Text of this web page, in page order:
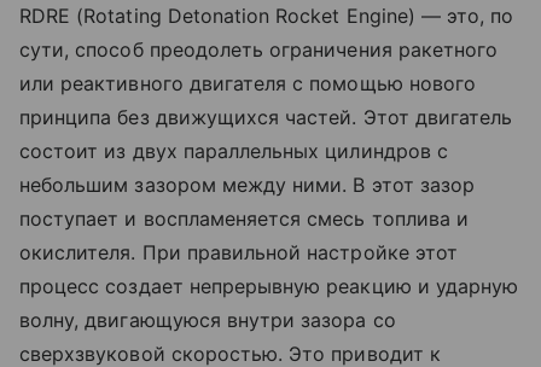
RDRE (Rotating Detonation Rocket Engine) — это, по
сути, способ преодолеть ограничения ракетного
или реактивного двигателя с помощью нового
принципа без движущихся частей. Этот двигатель
состоит из двух параллельных цилиндров с
небольшим зазором между ними. В этот зазор
поступает и воспламеняется смесь топлива и
окислителя. При правильной настройке этот
процесс создает непрерывную реакцию и ударную
волну, двигающуюся внутри зазора со
сверхзвуковой скоростью. Это приводит к